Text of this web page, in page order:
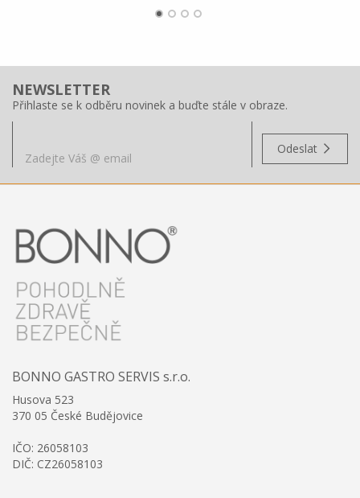
NEWSLETTER
Přihlaste se k odběru novinek a buďte stále v obraze.
Odeslat
BONNO GASTRO SERVIS s.r.o.
Husova 523
370 05 České Budějovice
IČO: 26058103
DIČ: CZ26058103